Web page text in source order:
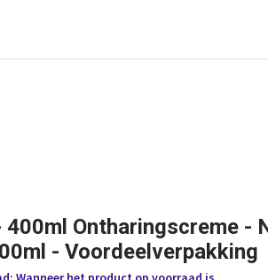
400ml Ontharingscreme -
- Voordeelverpakking